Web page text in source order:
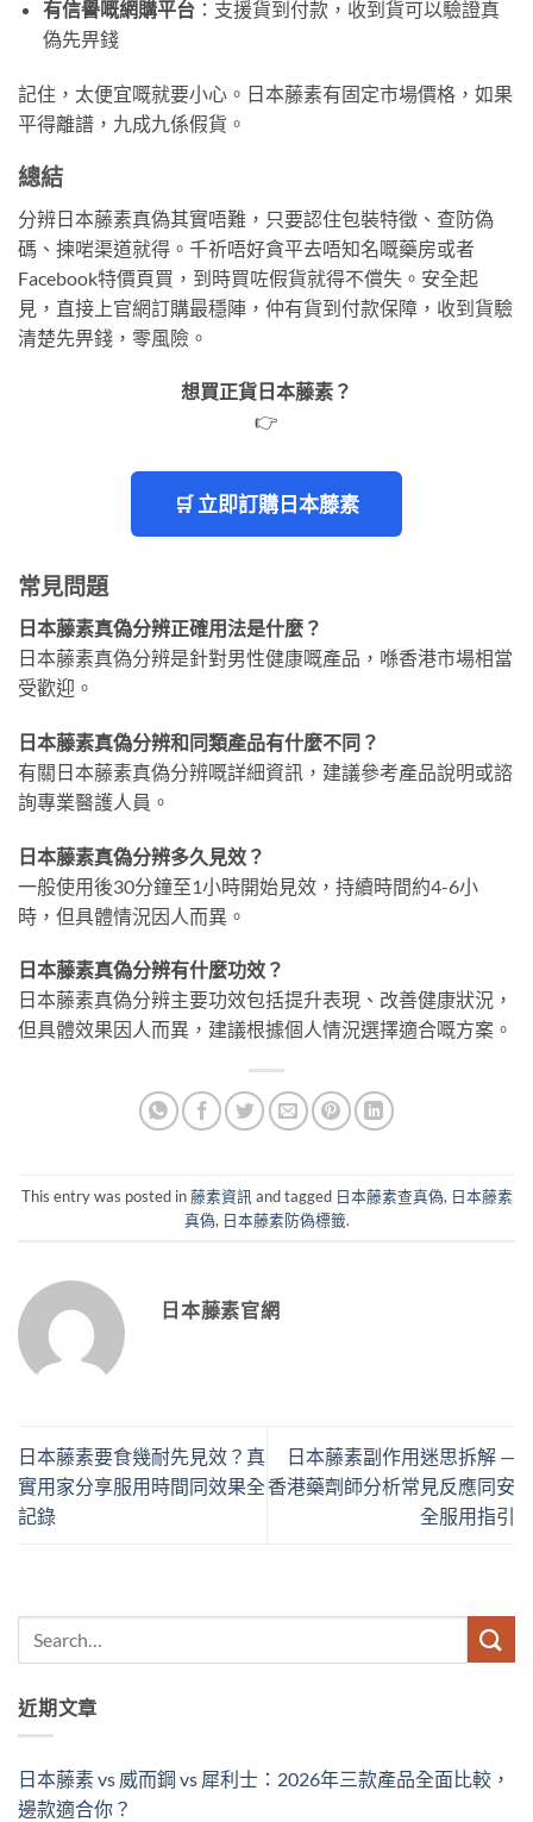
有信譽嘅網購平台：支援貨到付款，收到貨可以驗證真
偽先畀錢
記住，太便宜嘅就要小心。日本藤素有固定市場價格，如果
平得離譜，九成九係假貨。
總結
分辨日本藤素真偽其實唔難，只要認住包裝特徵、查防偽
碼、揀啱渠道就得。千祈唔好貪平去唔知名嘅藥房或者
Facebook特價頁買，到時買咗假貨就得不償失。安全起
見，直接上官網訂購最穩陣，仲有貨到付款保障，收到貨驗
清楚先畀錢，零風險。
想買正貨日本藤素？
👉
🛒 立即訂購日本藤素
常見問題
日本藤素真偽分辨正確用法是什麼？
日本藤素真偽分辨是針對男性健康嘅產品，喺香港市場相當
受歡迎。
日本藤素真偽分辨和同類產品有什麼不同？
有關日本藤素真偽分辨嘅詳細資訊，建議參考產品說明或諮
詢專業醫護人員。
日本藤素真偽分辨多久見效？
一般使用後30分鐘至1小時開始見效，持續時間約4-6小
時，但具體情況因人而異。
日本藤素真偽分辨有什麼功效？
日本藤素真偽分辨主要功效包括提升表現、改善健康狀況，
但具體效果因人而異，建議根據個人情況選擇適合嘅方案。
This entry was posted in藤素資訊 and tagged 日本藤素查真偽, 日本藤素
真偽, 日本藤素防偽標籤.
日本藤素官網
日本藤素要食幾耐先見效？真
實用家分享服用時間同效果全
記錄
日本藤素副作用迷思拆解 —
香港藥劑師分析常見反應同安
全服用指引
近期文章
日本藤素 vs 威而鋼 vs 犀利士：2026年三款產品全面比較，
邊款適合你？